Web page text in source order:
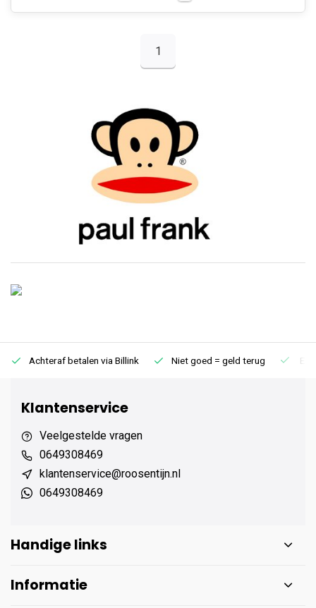
1
Achteraf betalen via Billink Niet goed = geld terug
Klantenservice
Veelgestelde vragen
0649308469
klantenservice@roosentijn.nl
0649308469
Handige links
Informatie